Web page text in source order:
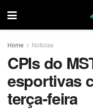
Home Noticias
CPIs do
esportivas
terça-feira